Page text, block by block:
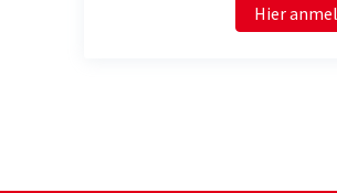
Hier